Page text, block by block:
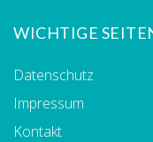
WICHTIGE
Datenschutz
Impressum
Kontakt